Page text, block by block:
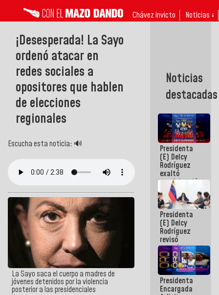
Chávez invicto Noticias ↓
¡Desesperada! La Sayo
ordenó atacar en
redes sociales a
opositores que hablen
de elecciones
regionales
Escucha esta noticia: 🔊
La Sayo saca el cuerpo a madres de
jóvenes detenidos por la violencia
posterior a las presidenciales
Noticias
destacadas
Presidenta
(E) Delcy
Rodríguez
exaltó
participación
de
Venezuela
en Juegos
Centroamericanos
y del Caribe
2026
Presidenta
(E) Delcy
Rodríguez
revisó
agenda
económica y
ejecución de
fondos de
emergencia
post-sismos
Presidenta
Encargada